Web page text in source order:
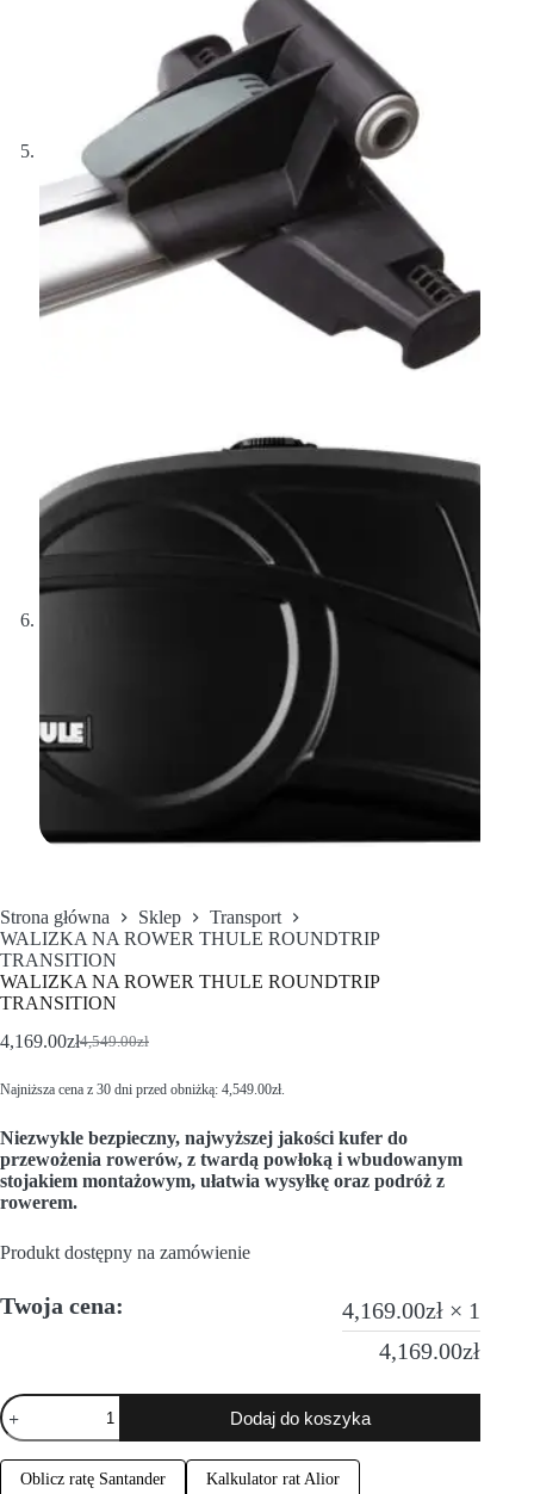
Strona główna Sklep
Transport
WALIZKA NA ROWER THULE ROUNDTRIP
TRANSITION
WALIZKA NA ROWER THULE ROUNDTRIP
TRANSITION
4,549.00zł
4,169.00zł
Najniższa cena z 30 dni przed obniżką: 4,549.00zł.
Niezwykle bezpieczny, najwyższej jakości kufer do
przewożenia rowerów, z twardą powłoką i wbudowanym
stojakiem montażowym, ułatwia wysyłkę oraz podróż z
rowerem.
Produkt dostępny na zamówienie
Twoja cena: 4,169.00zł × 1
4,169.00zł
Dodaj do koszyka
Oblicz ratę Santander Kalkulator rat Alior